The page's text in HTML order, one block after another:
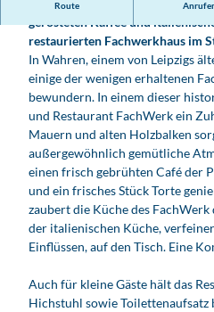
Route
Das Restaurant und Café
gerösteten Kaffee und
restaurierten Fachwerkhaus im
In Wahren, einem von Leipzigs
einige der wenigen erhaltenen
bewundern. In einem dieser
und Restaurant FachWerk ein
Mauern und alten Holzbalken
außergewöhnlich gemütliche
einen frisch gebrühten Café der
und ein frisches Stück Torte
zaubert die Küche des
der italienischen Küche,
Einflüssen, auf den Tisch. Eine
Auch für kleine Gäste hält das
Hichstuhl sowie Toilettenaufsatz